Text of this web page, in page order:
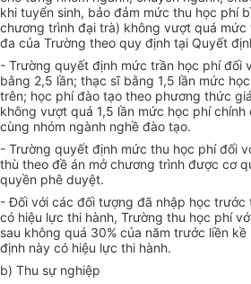
khi tuyển sinh, bảo đảm mức thu học phí
chương trình đại trà) không vượt quá mức
đa của Trường theo quy định tại Quyết
- Trường quyết định mức trần học phí đối
bằng 2,5 lần; thạc sĩ bằng 1,5 lần mức
trên; học phí đào tạo theo phương thức
không vượt quá 1,5 lần mức học phí
cùng nhóm ngành nghề đào tạo.
- Trường quyết định mức thu học phí đối
thù theo đề án mở chương trình được cơ
quyền phê duyệt.
- Đối với các đối tượng đã nhập học trước
có hiệu lực thi hành, Trường thu học phí
sau không quá 30% của năm trước liền
định này có hiệu lực thi hành.
b) Thu sự nghiệp